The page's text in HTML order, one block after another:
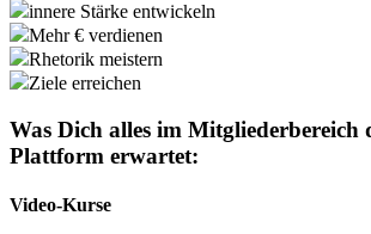
innere Stärke entwickeln
Mehr € verdienen
Rhetorik meistern
Ziele erreichen
Was Dich alles im Mitgliederbereich
Plattform erwartet:
Video-Kurse